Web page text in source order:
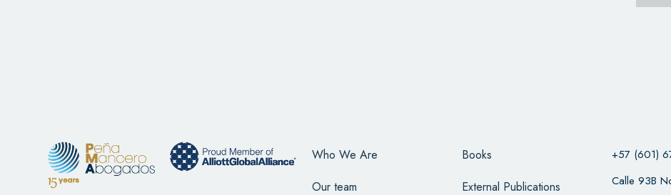
Who We Are
Our team
Books
External Publications
+57 (601)
Calle 93B